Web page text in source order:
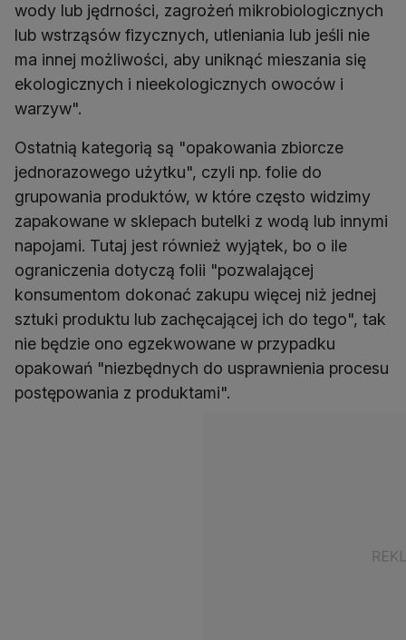
wody lub jędrności, zagrożeń mikrobiologicznych
lub wstrząsów fizycznych, utleniania lub jeśli nie
ma innej możliwości, aby uniknąć mieszania się
ekologicznych i nieekologicznych owoców i
warzyw".
Ostatnią kategorią są "opakowania zbiorcze
jednorazowego użytku", czyli np. folie do
grupowania produktów, w które często widzimy
zapakowane w sklepach butelki z wodą lub innymi
napojami. Tutaj jest również wyjątek, bo o ile
ograniczenia dotyczą folii "pozwalającej
konsumentom dokonać zakupu więcej niż jednej
sztuki produktu lub zachęcającej ich do tego", tak
nie będzie ono egzekwowane w przypadku
opakowań "niezbędnych do usprawnienia procesu
postępowania z produktami".